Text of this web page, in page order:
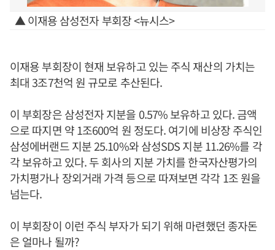
▲ 이재용 삼성전자 부회장 <뉴시스>
이재용 부회장이 현재 보유하고 있는 주식 재산의 가치는
최대 3조7천억 원 규모로 추산된다.
이 부회장은 삼성전자 지분을 0.57% 보유하고 있다. 금액
으로 따지면 약 1조600억 원 정도다. 여기에 비상장 주식인
삼성에버랜드 지분 25.10%와 삼성SDS 지분 11.26%를 각
각 보유하고 있다. 두 회사의 지분 가치를 한국자산평가의
가치평가나 장외거래 가격 등으로 따져보면 각각 1조 원을
넘는다.
이 부회장이 이런 주식 부자가 되기 위해 마련했던 종자돈
은 얼마나 될까?